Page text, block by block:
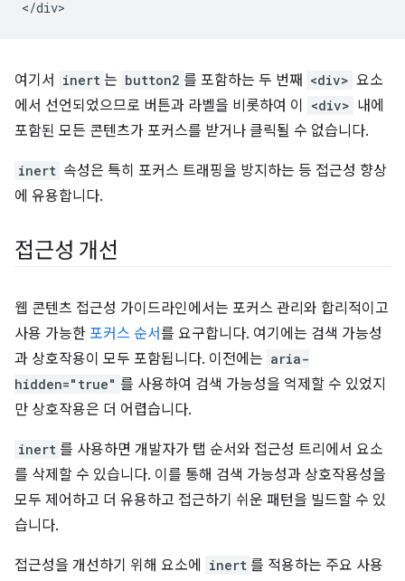
여기서 inert 는 button2 를 포함하는 두 번째 <div> 요소
에서 선언되었으므로 버튼과 라벨을 비롯하여 이
<div> 내에
포함된 모든 콘텐츠가 포커스를 받거나 클릭될 수 없습니다.
inert 속성은 특히 포커스 트래핑을 방지하는 등 접근성 향상
에 유용합니다.
접근성 개선
웹 콘텐츠 접근성 가이드라인에서는 포커스 관리와 합리적이고
사용 가능한 포커스 순서를 요구합니다. 여기에는 검색 가능성
과 상호작용이 모두 포함됩니다. 이전에는 aria-
hidden="true" 를 사용하여 검색 가능성을 억제할 수 있었지
만 상호작용은 더 어렵습니다.
inert 를 사용하면 개발자가 탭 순서와 접근성 트리에서 요소
를 삭제할 수 있습니다. 이를 통해 검색 가능성과 상호작용성을
모두 제어하고 더 유용하고 접근하기 쉬운 패턴을 빌드할 수 있
습니다.
접근성을 개선하기 위해 요소에 inert 를 적용하는 주요 사용